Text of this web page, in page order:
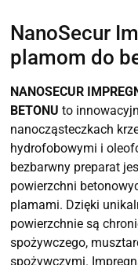
NanoSecur
plamom do
NANOSECUR
BETONU to
nanocząsteczkach
hydrofobowymi i
bezbarwny preparat
powierzchni
plamami. Dzięki
powierzchnie są
spożywczego,
spożywczymi.